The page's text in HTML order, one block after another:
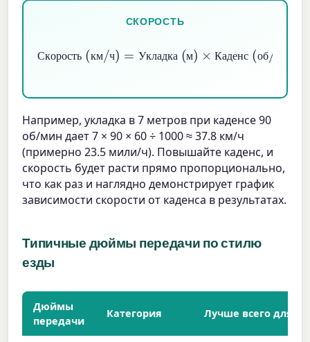
СКОРОСТЬ
Ск о р о с ть км ч У кладка м Кад ен с о б
Например, укладка в 7 метров при каденсе 90
об/мин дает 7 × 90 × 60 ÷ 1000 ≈ 37.8 км/ч
(примерно 23.5 мили/ч). Повышайте каденс, и
скорость будет расти прямо пропорционально,
что как раз и наглядно демонстрирует график
зависимости скорости от каденса в результатах.
Типичные дюймы передачи по стилю
езды
Дюймы
передачи
Категория Лучше всего для